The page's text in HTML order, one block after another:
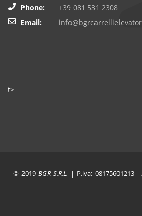
Phone:
+39 081 531 2308
Email:
t>
© 2019 BGR S.R.L. | P.iva: 08175601213 -